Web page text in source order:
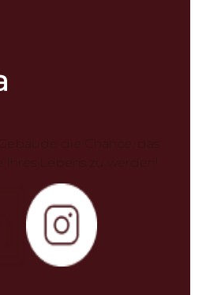
die Chance, das
Ihres Lebens zu werden!